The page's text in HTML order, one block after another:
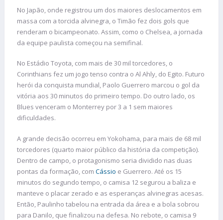
No Japão, onde registrou um dos maiores deslocamentos em
massa com a torcida alvinegra, o Timão fez dois gols que
renderam o bicampeonato. Assim, como o Chelsea, a jornada
da equipe paulista começou na semifinal.
No Estádio Toyota, com mais de 30 mil torcedores, o
Corinthians fez um jogo tenso contra o Al Ahly, do Egito. Futuro
herói da conquista mundial, Paolo Guerrero marcou o gol da
vitória aos 30 minutos do primeiro tempo. Do outro lado, os
Blues venceram o Monterrey por 3 a 1 sem maiores
dificuldades.
A grande decisão ocorreu em Yokohama, para mais de 68 mil
torcedores (quarto maior público da história da competição).
Dentro de campo, o protagonismo seria dividido nas duas
pontas da formação, com Cássio e Guerrero. Até os 15
minutos do segundo tempo, o camisa 12 segurou a baliza e
manteve o placar zerado e as esperanças alvinegras acesas.
Então, Paulinho tabelou na entrada da área e a bola sobrou
para Danilo, que finalizou na defesa. No rebote, o camisa 9